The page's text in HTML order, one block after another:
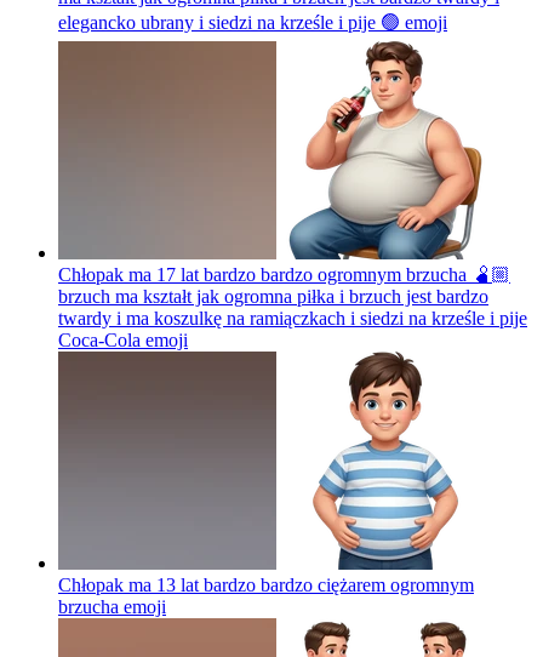
elegancko ubrany i siedzi na krześle i pije 🟢 emoji
Chłopak ma 17 lat bardzo bardzo ogromnym brzucha 🫄🏼
brzuch ma kształt jak ogromna piłka i brzuch jest bardzo
twardy i ma koszulkę na ramiączkach i siedzi na krześle i pije
Coca-Cola emoji
Chłopak ma 13 lat bardzo bardzo ciężarem ogromnym
brzucha emoji